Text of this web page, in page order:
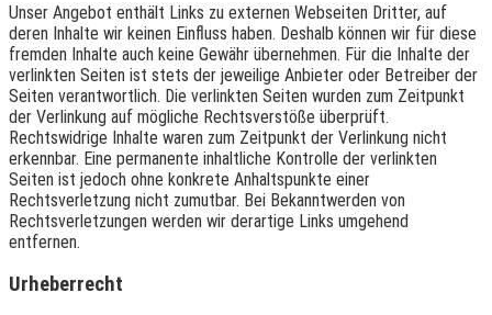
Unser Angebot enthält Links zu externen Webseiten Dritter, auf
deren Inhalte wir keinen Einfluss haben. Deshalb können wir für diese
fremden Inhalte auch keine Gewähr übernehmen. Für die Inhalte der
verlinkten Seiten ist stets der jeweilige Anbieter oder Betreiber der
Seiten verantwortlich. Die verlinkten Seiten wurden zum Zeitpunkt
der Verlinkung auf mögliche Rechtsverstöße überprüft.
Rechtswidrige Inhalte waren zum Zeitpunkt der Verlinkung nicht
erkennbar. Eine permanente inhaltliche Kontrolle der verlinkten
Seiten ist jedoch ohne konkrete Anhaltspunkte einer
Rechtsverletzung nicht zumutbar. Bei Bekanntwerden von
Rechtsverletzungen werden wir derartige Links umgehend
entfernen.
Urheberrecht